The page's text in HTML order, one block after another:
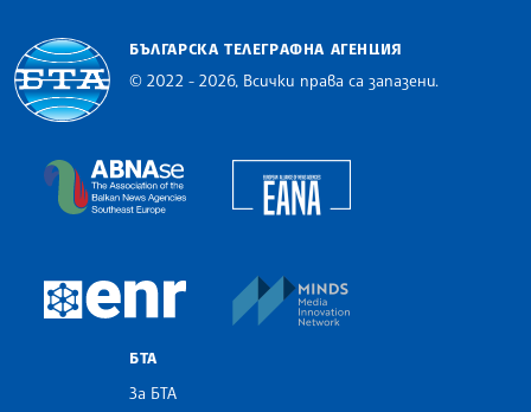
БЪЛГАРСКА ТЕЛЕГРАФНА АГЕНЦИЯ
© 2022 - 2026, Всички права са запазени.
The Assocoation of the Balkan News Agencies
European Newsroom
БТА
За БТА